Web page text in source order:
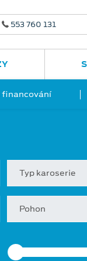
553 760 131
financování
Typ karoserie
Pohon